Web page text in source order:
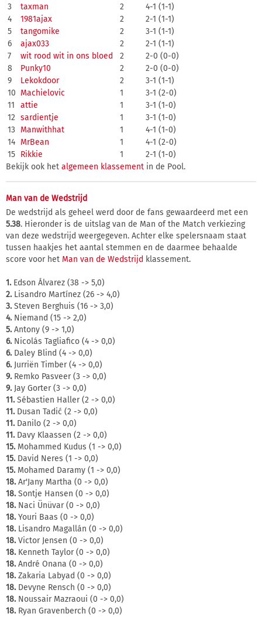
3 taxman 2
4-1 (1-1)
4
1981ajax 2
2-1 (1-1)
5
tangomike 2
3-1 (1-1)
6
ajax033 2
2-1 (1-1)
7
wit rood wit in ons bloed 2
2-0 (0-0)
8
Punky10 2
2-0 (0-0)
9
Lekokdoor 2
3-1 (1-1)
10 Machielovic 1
3-1 (2-0)
11
attie 1
3-1 (1-0)
12 sardientje 1
3-1 (1-0)
13 Manwithhat 1
4-1 (1-0)
14 MrBean 1
4-1 (2-0)
15 Rikkie 1
2-1 (1-0)
Bekijk ook het algemeen klassement in de Pool.
Man van de Wedstrijd
De wedstrijd als geheel werd door de fans gewaardeerd met een
5.38. Hieronder is de uitslag van de Man of the Match verkiezing
van deze wedstrijd weergegeven. Achter elke spelersnaam staat
tussen haakjes het aantal stemmen en de daarmee behaalde
score voor het Man van de Wedstrijd klassement.
1.Edson Álvarez (38 -> 5,0)
2.Lisandro Martínez (26 -> 4,0)
3.Steven Berghuis (16 -> 3,0)
4.Niemand (15 -> 2,0)
5.Antony (9 -> 1,0)
6.Nicolás Tagliafico (4 -> 0,0)
6.Daley Blind (4 -> 0,0)
6.Jurriën Timber (4 -> 0,0)
9.Remko Pasveer (3 -> 0,0)
9.Jay Gorter (3 -> 0,0)
11.Sébastien Haller (2 -> 0,0)
11.Dusan Tadić (2 -> 0,0)
11.Danilo (2 -> 0,0)
11.Davy Klaassen (2 -> 0,0)
15.Mohammed Kudus (1 -> 0,0)
15.David Neres (1 -> 0,0)
15.Mohamed Daramy (1 -> 0,0)
18.Ar'Jany Martha (0 -> 0,0)
18.Sontje Hansen (0 -> 0,0)
18.Naci Ünüvar (0 -> 0,0)
18.Youri Baas (0 -> 0,0)
18.Lisandro Magallán (0 -> 0,0)
18.Victor Jensen (0 -> 0,0)
18.Kenneth Taylor (0 -> 0,0)
18.André Onana (0 -> 0,0)
18.Zakaria Labyad (0 -> 0,0)
18.Devyne Rensch (0 -> 0,0)
18.Noussair Mazraoui (0 -> 0,0)
18.Ryan Gravenberch (0 -> 0,0)